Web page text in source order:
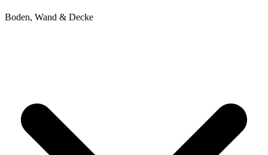
Boden, Wand & Decke